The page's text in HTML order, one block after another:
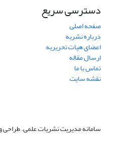
دسترسی سریع
صفحه اصلی
درباره نشریه
اعضای هیات تحریریه
ارسال مقاله
تماس با ما
نقشه سایت
سامانه مدیریت نشریات علمی.طراحی